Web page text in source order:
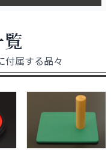
付属する品々